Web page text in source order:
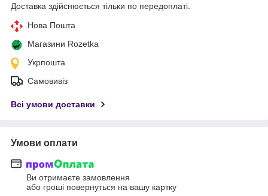
Доставка здійснюється тільки по передоплаті.
Нова Пошта
Магазини Rozetka
Укрпошта
Самовивіз
Всі умови доставки
Умови оплати
Ви отримаєте замовлення
або гроші повернуться на вашу картку